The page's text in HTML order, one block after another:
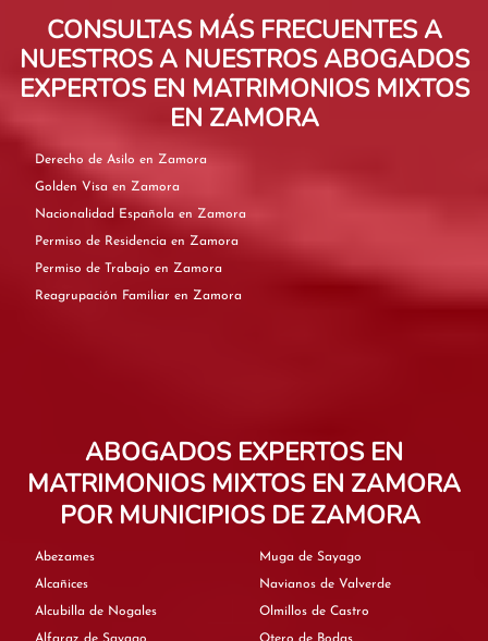
CONSULTAS MÁS FRECUENTES A
NUESTROS A NUESTROS ABOGADOS
EXPERTOS EN MATRIMONIOS MIXTOS
EN ZAMORA
Derecho de Asilo en Zamora
Golden Visa en Zamora
Nacionalidad Española en Zamora
Permiso de Residencia en Zamora
Permiso de Trabajo en Zamora
Reagrupación Familiar en Zamora
ABOGADOS EXPERTOS EN
MATRIMONIOS MIXTOS EN ZAMORA
POR MUNICIPIOS DE ZAMORA
Abezames
Alcañices
Alcubilla de Nogales
Muga de Sayago
Navianos de Valverde
Olmillos de Castro